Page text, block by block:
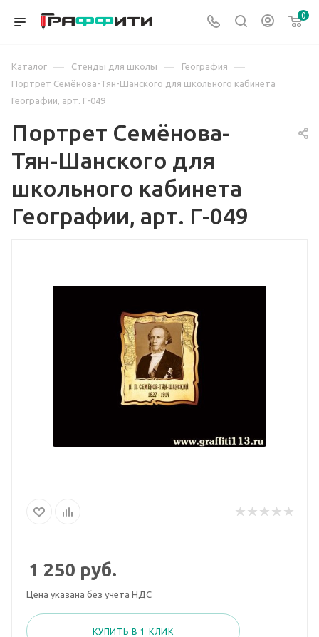
0
Каталог — Стенды для школы — География —
Портрет Семёнова-Тян-Шанского для школьного кабинета
Географии, арт. Г-049
Портрет Семёнова-
Тян-Шанского для
школьного кабинета
Географии, арт. Г-049
1 250 руб.
Цена указана без учета НДС
КУПИТЬ В 1 КЛИК